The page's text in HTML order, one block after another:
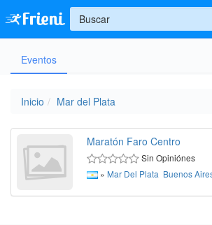
Ingresar
Eventos
Inicio Mar del Plata
Maratón Faro Centro
Sin Opiniónes
» Mar Del Plata Buenos